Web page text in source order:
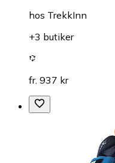
hos TrekkInn
+3 butiker
fr. 937 kr